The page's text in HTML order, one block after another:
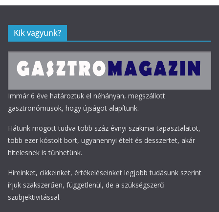
Kik vagyunk?
Immár 6 éve határoztuk el néhányan, megszállott
gasztronómusok, hogy újságot alapítunk.
Hátunk mögött tudva több száz évnyi szakmai tapasztalatot,
több ezer kóstolt bort, ugyanennyi ételt és desszertet, akár
hitelesnek is tűnhetünk.
Híreinket, cikkeinket, értékeléseinket legjobb tudásunk szerint
írjuk szakszerűen, függetlenül, de a szükségszerű
szubjektivitással.